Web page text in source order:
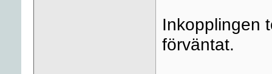
Inkopplingen
förväntat.